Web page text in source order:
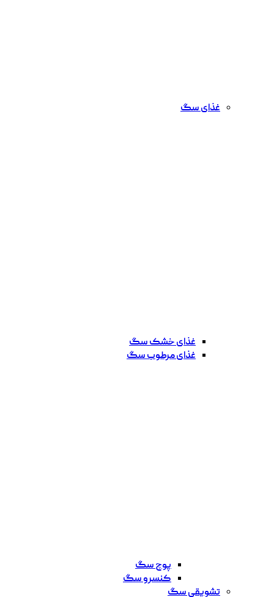
غذای سگ
غذای خشک سگ
غذای مرطوب سگ
پوچ سگ
کنسرو سگ
تشویقی سگ